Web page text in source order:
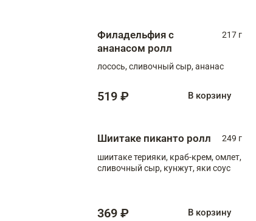
Филадельфия с
ананасом ролл
217 г
лосось, сливочный сыр, ананас
519 ₽ В корзину
Шиитаке пиканто ролл
249 г
шиитаке терияки, краб-крем, омлет,
сливочный сыр, кунжут, яки соус
369 ₽ В корзину